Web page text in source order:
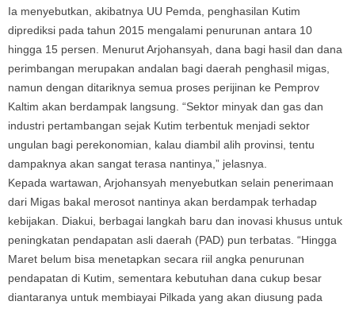
Ia menyebutkan, akibatnya UU Pemda, penghasilan Kutim
diprediksi pada tahun 2015 mengalami penurunan antara 10
hingga 15 persen. Menurut Arjohansyah, dana bagi hasil dan dana
perimbangan merupakan andalan bagi daerah penghasil migas,
namun dengan ditariknya semua proses perijinan ke Pemprov
Kaltim akan berdampak langsung. “Sektor minyak dan gas dan
industri pertambangan sejak Kutim terbentuk menjadi sektor
ungulan bagi perekonomian, kalau diambil alih provinsi, tentu
dampaknya akan sangat terasa nantinya,” jelasnya.
Kepada wartawan, Arjohansyah menyebutkan selain penerimaan
dari Migas bakal merosot nantinya akan berdampak terhadap
kebijakan. Diakui, berbagai langkah baru dan inovasi khusus untuk
peningkatan pendapatan asli daerah (PAD) pun terbatas. “Hingga
Maret belum bisa menetapkan secara riil angka penurunan
pendapatan di Kutim, sementara kebutuhan dana cukup besar
diantaranya untuk membiayai Pilkada yang akan diusung pada